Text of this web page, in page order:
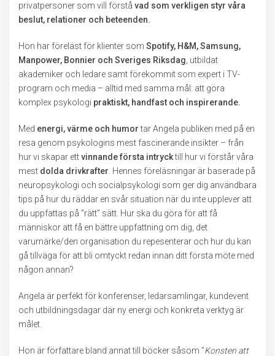
privatpersoner som vill förstå vad som verkligen styr våra
beslut, relationer och beteenden.
Hon har föreläst för klienter som Spotify, H&M, Samsung,
Manpower, Bonnier och Sveriges Riksdag , utbildat
akademiker och ledare samt förekommit som expert i TV-
program och media – alltid med samma mål: att göra
komplex psykologi praktiskt, handfast och inspirerande.
Med energi, värme och humortar Angela publiken med på en
resa genom psykologins mest fascinerande insikter – från
hur vi skapar ettvinnande första intrycktill hur vi förstår våra
mest dolda drivkrafter . Hennes föreläsningar är baserade på
neuropsykologi och socialpsykologi som ger dig användbara
tips på hur du räddar en svår situation när du inte upplever att
du uppfattas på ”rätt” sätt. Hur ska du göra för att få
människor att få en bättre uppfattning om dig, det
varumärke/den organisation du repesenterar och hur du kan
gå tillväga för att bli omtyckt redan innan ditt första möte med
någon annan?
Angela är perfekt för konferenser, ledarsamlingar, kundevent
och utbildningsdagar där ny energi och konkreta verktyg är
målet.
Hon är författare bland annat till böcker såsom ”Konsten att